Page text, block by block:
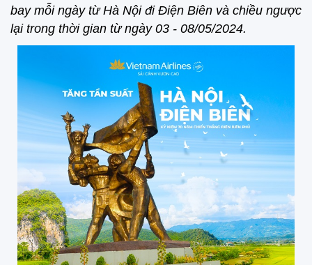
bay mỗi ngày từ Hà Nội đi Điện Biên và chiều ngược
lại trong thời gian từ ngày 03 - 08/05/2024.